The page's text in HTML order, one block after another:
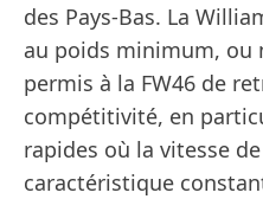
des Pays-Bas. La
au poids minimum, ou
permis à la FW46 de
compétitivité, en
rapides où la vitesse
caractéristique